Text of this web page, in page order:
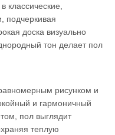
классические,
подчеркивая
доска визуально
тон делает пол
рисунком и
и гармоничный
пол выглядит
теплую